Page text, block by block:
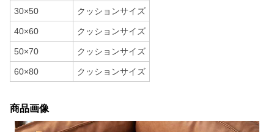
30×50 クッションサイズ
40×60 クッションサイズ
50×70 クッションサイズ
60×80 クッションサイズ
商品画像